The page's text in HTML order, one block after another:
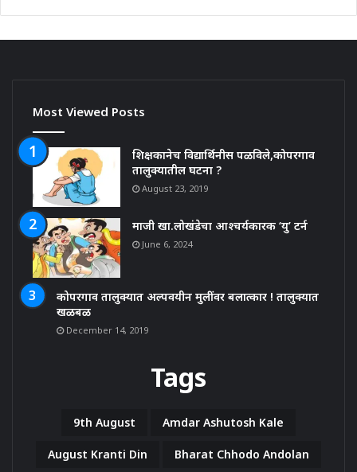
Most Viewed Posts
शिक्षकानेच विद्यार्थिनीस पळविले,कोपरगाव
तालुक्यातील घटना ?
August 23, 2019
माजी खा.लोखंडेचा आश्चर्यकारक ‘यु’ टर्न
June 6, 2024
कोपरगाव तालुक्यात अल्पवयीन मुलींवर बलात्कार ! तालुक्यात
खळबळ
December 14, 2019
Tags
9th August Amdar Ashutosh Kale
August Kranti Din Bharat Chhodo Andolan